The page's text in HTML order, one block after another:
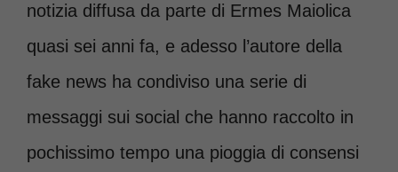
notizia diffusa da parte di Ermes Maiolica
quasi sei anni fa, e adesso l’autore della
fake news ha condiviso una serie di
messaggi sui social che hanno raccolto in
pochissimo tempo una pioggia di consensi